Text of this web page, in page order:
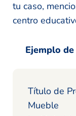
tu caso,
centro
Ejemplo
Título de
Mueble